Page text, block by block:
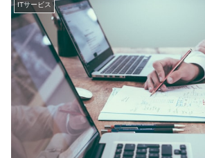
ITサービス